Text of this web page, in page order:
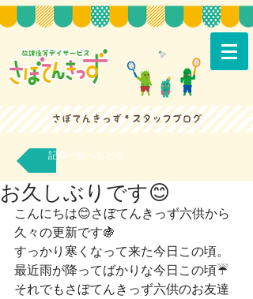
記事一覧へもどる
お久しぶりです😊
こんにちは😊さぼてんきっず六供から
久々の更新です🍇
すっかり寒くなって来た今日この頃。
最近雨が降ってばかりな今日この頃☔
それでもさぼてんきっず六供のお友達